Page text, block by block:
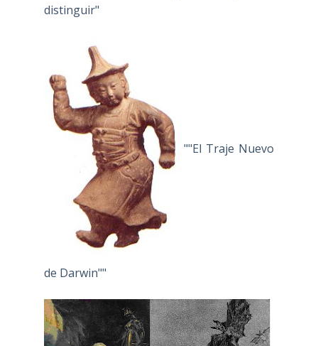
distinguir"
""El Traje Nuevo
de Darwin""